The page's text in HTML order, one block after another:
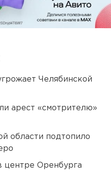
Челябинской
арест «смотрителю»
области подтопило
центре Оренбурга